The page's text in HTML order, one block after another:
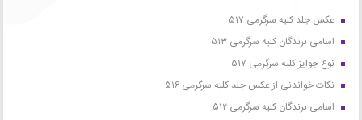
عکس جلد کلبه سرگرمی ۵۱۷
اسامی برندگان کلبه سرگرمی ۵۱۳
نوع جوایز کلبه سرگرمی ۵۱۷
نکات خواندنی از عکس جلد کلبه سرگرمی ۵۱۶
اسامی برندگان کلبه سرگرمی ۵۱۲